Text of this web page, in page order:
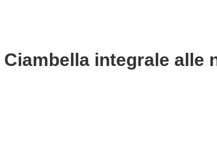
Ciambella integrale alle